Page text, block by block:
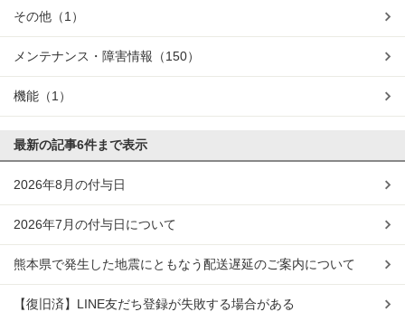
その他 （1）
メンテナンス・障害情報 （150）
機能 （1）
最新の記事6件まで表示
2026年8月の付与日
2026年7月の付与日について
熊本県で発生した地震にともなう配送遅延のご案内について
【復旧済】LINE友だち登録が失敗する場合がある